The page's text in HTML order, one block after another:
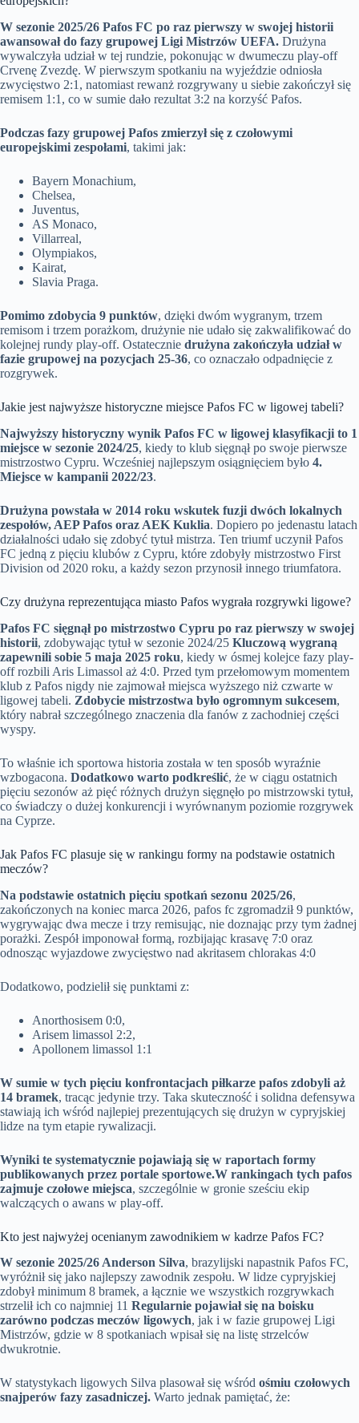
W sezonie 2025/26 Pafos FC po raz pierwszy w swojej historii
awansował do fazy grupowej Ligi Mistrzów UEFA. Drużyna
wywalczyła udział w tej rundzie, pokonując w dwumeczu play-off
Crvenę Zvezdę. W pierwszym spotkaniu na wyjeździe odniosła
zwycięstwo 2:1, natomiast rewanż rozgrywany u siebie zakończył się
remisem 1:1, co w sumie dało rezultat 3:2 na korzyść Pafos.
Podczas fazy grupowej Pafos zmierzył się z czołowymi
europejskimi zespołami, takimi jak:
Bayern Monachium,
Chelsea,
Juventus,
AS Monaco,
Villarreal,
Olympiakos,
Kairat,
Slavia Praga.
Pomimo zdobycia 9 punktów, dzięki dwóm wygranym, trzem
remisom i trzem porażkom, drużynie nie udało się zakwalifikować do
kolejnej rundy play-off. Ostatecznie drużyna zakończyła udział w
fazie grupowej na pozycjach 25-36, co oznaczało odpadnięcie z
rozgrywek.
Jakie jest najwyższe historyczne miejsce Pafos FC w ligowej tabeli?
Najwyższy historyczny wynik Pafos FC w ligowej klasyfikacji to 1
miejsce w sezonie 2024/25, kiedy to klub sięgnął po swoje pierwsze
mistrzostwo Cypru. Wcześniej najlepszym osiągnięciem było 4.
Miejsce w kampanii 2022/23.
Drużyna powstała w 2014 roku wskutek fuzji dwóch lokalnych
zespołów, AEP Pafos oraz AEK Kuklia. Dopiero po jedenastu latach
działalności udało się zdobyć tytuł mistrza. Ten triumf uczynił Pafos
FC jedną z pięciu klubów z Cypru, które zdobyły mistrzostwo First
Division od 2020 roku, a każdy sezon przynosił innego triumfatora.
Czy drużyna reprezentująca miasto Pafos wygrała rozgrywki ligowe?
Pafos FC sięgnął po mistrzostwo Cypru po raz pierwszy w swojej
historii, zdobywając tytuł w sezonie 2024/25 Kluczową wygraną
zapewnili sobie 5 maja 2025 roku, kiedy w ósmej kolejce fazy play-
off rozbili Aris Limassol aż 4:0. Przed tym przełomowym momentem
klub z Pafos nigdy nie zajmował miejsca wyższego niż czwarte w
ligowej tabeli. Zdobycie mistrzostwa było ogromnym sukcesem,
który nabrał szczególnego znaczenia dla fanów z zachodniej części
wyspy.
To właśnie ich sportowa historia została w ten sposób wyraźnie
wzbogacona. Dodatkowo warto podkreślić, że w ciągu ostatnich
pięciu sezonów aż pięć różnych drużyn sięgnęło po mistrzowski tytuł,
co świadczy o dużej konkurencji i wyrównanym poziomie rozgrywek
na Cyprze.
Jak Pafos FC plasuje się w rankingu formy na podstawie ostatnich
meczów?
Na podstawie ostatnich pięciu spotkań sezonu 2025/26,
zakończonych na koniec marca 2026, pafos fc zgromadził 9 punktów,
wygrywając dwa mecze i trzy remisując, nie doznając przy tym żadnej
porażki. Zespół imponował formą, rozbijając krasavę 7:0 oraz
odnosząc wyjazdowe zwycięstwo nad akritasem chlorakas 4:0
Dodatkowo, podzielił się punktami z:
Anorthosisem 0:0,
Arisem limassol 2:2,
Apollonem limassol 1:1
W sumie w tych pięciu konfrontacjach piłkarze pafos zdobyli aż
14 bramek, tracąc jedynie trzy. Taka skuteczność i solidna defensywa
stawiają ich wśród najlepiej prezentujących się drużyn w cypryjskiej
lidze na tym etapie rywalizacji.
Wyniki te systematycznie pojawiają się w raportach formy
publikowanych przez portale sportowe.W rankingach tych pafos
zajmuje czołowe miejsca, szczególnie w gronie sześciu ekip
walczących o awans w play-off.
Kto jest najwyżej ocenianym zawodnikiem w kadrze Pafos FC?
W sezonie 2025/26 Anderson Silva, brazylijski napastnik Pafos FC,
wyróżnił się jako najlepszy zawodnik zespołu. W lidze cypryjskiej
zdobył minimum 8 bramek, a łącznie we wszystkich rozgrywkach
strzelił ich co najmniej 11 Regularnie pojawiał się na boisku
zarówno podczas meczów ligowych, jak i w fazie grupowej Ligi
Mistrzów, gdzie w 8 spotkaniach wpisał się na listę strzelców
dwukrotnie.
W statystykach ligowych Silva plasował się wśród ośmiu czołowych
snajperów fazy zasadniczej. Warto jednak pamiętać, że: